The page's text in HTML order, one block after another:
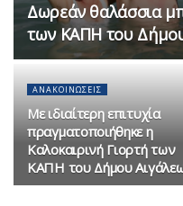
Δωρεάν θαλάσσια
των ΚΑΠΗ του
ΑΝΑΚΟΙΝΏΣΕΙΣ
Με ιδιαίτερη επιτυχία
πραγματοποιήθηκε η
Καλοκαιρινή Γιορτή των
ΚΑΠΗ του Δήμου